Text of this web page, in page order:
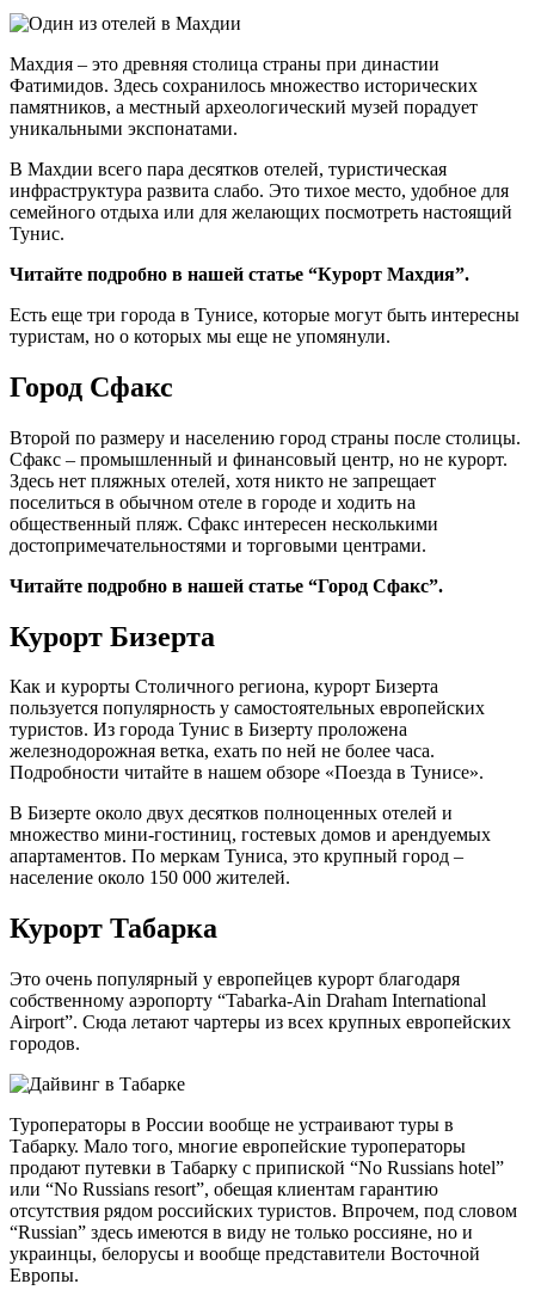
Махдия – это древняя столица страны при династии
Фатимидов. Здесь сохранилось множество исторических
памятников, а местный археологический музей порадует
уникальными экспонатами.
В Махдии всего пара десятков отелей, туристическая
инфраструктура развита слабо. Это тихое место, удобное для
семейного отдыха или для желающих посмотреть настоящий
Тунис.
Читайте подробно в нашей статье “Курорт Махдия”.
Есть еще три города в Тунисе, которые могут быть интересны
туристам, но о которых мы еще не упомянули.
Город Сфакс
Второй по размеру и населению город страны после столицы.
Сфакс – промышленный и финансовый центр, но не курорт.
Здесь нет пляжных отелей, хотя никто не запрещает
поселиться в обычном отеле в городе и ходить на
общественный пляж. Сфакс интересен несколькими
достопримечательностями и торговыми центрами.
Читайте подробно в нашей статье “Город Сфакс”.
Курорт Бизерта
Как и курорты Столичного региона, курорт Бизерта
пользуется популярность у самостоятельных европейских
туристов. Из города Тунис в Бизерту проложена
железнодорожная ветка, ехать по ней не более часа.
Подробности читайте в нашем обзоре «Поезда в Тунисе».
В Бизерте около двух десятков полноценных отелей и
множество мини-гостиниц, гостевых домов и арендуемых
апартаментов. По меркам Туниса, это крупный город –
население около 150 000 жителей.
Курорт Табарка
Это очень популярный у европейцев курорт благодаря
собственному аэропорту “Tabarka-Ain Draham International
Airport”. Сюда летают чартеры из всех крупных европейских
городов.
Туроператоры в России вообще не устраивают туры в
Табарку. Мало того, многие европейские туроператоры
продают путевки в Табарку с припиской “No Russians hotel”
или “No Russians resort”, обещая клиентам гарантию
отсутствия рядом российских туристов. Впрочем, под словом
“Russian” здесь имеются в виду не только россияне, но и
украинцы, белорусы и вообще представители Восточной
Европы.